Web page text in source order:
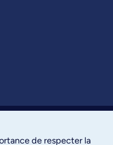
de respecter la